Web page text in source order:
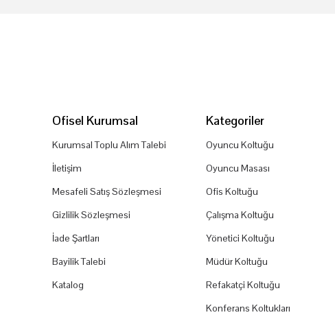
Ofisel Kurumsal
Kurumsal Toplu Alım Talebi
İletişim
Mesafeli Satış Sözleşmesi
Gizlilik Sözleşmesi
İade Şartları
Bayilik Talebi
Katalog
Kategoriler
Oyuncu Koltuğu
Oyuncu Masası
Ofis Koltuğu
Çalışma Koltuğu
Yönetici Koltuğu
Müdür Koltuğu
Refakatçi Koltuğu
Konferans Koltukları